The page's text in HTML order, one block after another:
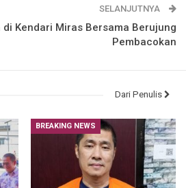
SELANJUTNYA
di Kendari Miras Bersama Berujung
Pembacokan
Dari Penulis
BREAKING NEWS